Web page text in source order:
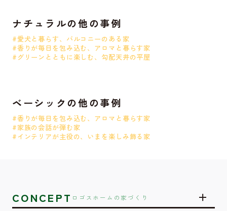
ナチュラルの他の事例
#愛犬と暮らす、バルコニーのある家
#香りが毎日を包み込む、アロマと暮らす家
#グリーンとともに楽しむ、勾配天井の平屋
ベーシックの他の事例
#香りが毎日を包み込む、アロマと暮らす家
#家族の会話が弾む家
#インテリアが主役の、いまを楽しみ飾る家
CONCEPT ロゴスホームの家づくり